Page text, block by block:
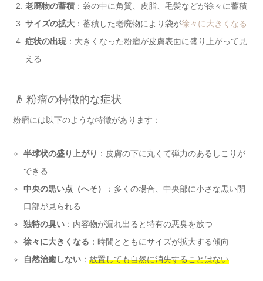
老廃物の蓄積 ：袋の中に角質、皮脂、毛髪などが徐々に蓄積
サイズの拡大 ：蓄積した老廃物により袋が徐々に大きくなる
症状の出現 ：大きくなった粉瘤が皮膚表面に盛り上がって見
える
👴 粉瘤の特徴的な症状
粉瘤には以下のような特徴があります：
半球状の盛り上がり ：皮膚の下に丸くて弾力のあるしこりが
できる
中央の黒い点（へそ）
：多くの場合、中央部に小さな黒い開
口部が見られる
独特の臭い ：内容物が漏れ出ると特有の悪臭を放つ
徐々に大きくなる ：時間とともにサイズが拡大する傾向
自然治癒しない ：放置しても自然に消失することはない